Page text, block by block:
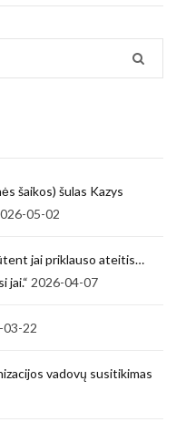
šaikos) šulas Kazys
05-02
jai priklauso ateitis…
jai.“ 2026-04-07
03-22
vadovų susitikimas